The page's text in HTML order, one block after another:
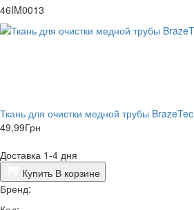
46IM0013
Ткань для очистки медной трубы BrazeTec
49,99Грн
Доставка 1-4 дня
Купить В корзине
Бренд: